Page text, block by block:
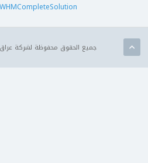
WHMCompleteSolution
جميع الحقوق محفوظة لشركة